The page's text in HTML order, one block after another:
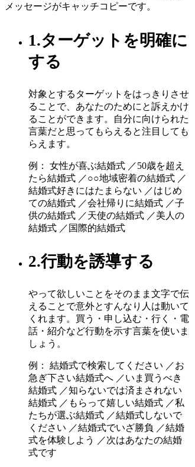
メッセージがキャッチコピーです。
1.ターゲットを明確に
する
対象とするターゲットをはっきりさせ
ることで、あなたのためにと訴えかけ
ることができます。自分に向けられた
言葉だと思ってもらえると注目しても
らえます。
例： 女性が喜ぶ結婚式 ／50歳を超え
たら結婚式 ／○○地域密着の結婚式 ／
結婚式好きにはたまらない ／はじめ
ての結婚式 ／会社帰りに結婚式 ／子
供の結婚式 ／天使の結婚式 ／美人の
結婚式 ／国際的結婚式
2.行動を誘導する
やって欲しいことをそのまま文字で伝
えることで意外とすんなり人は動いて
くれます。買う・申し込む・行く・電
話・紹介など行動を示す言葉を使いま
しょう。
例： 結婚式で検索してください ／お
急ぎ下さい結婚式へ ／いま買うべき
結婚式 ／知らないでは済まされない
結婚式 ／もらって嬉しい結婚式 ／私
たちが選ぶ結婚式 ／結婚式しないで
ください ／結婚式でいざ勝負 ／結婚
式を体験しよう ／次はあなたの結婚
式です